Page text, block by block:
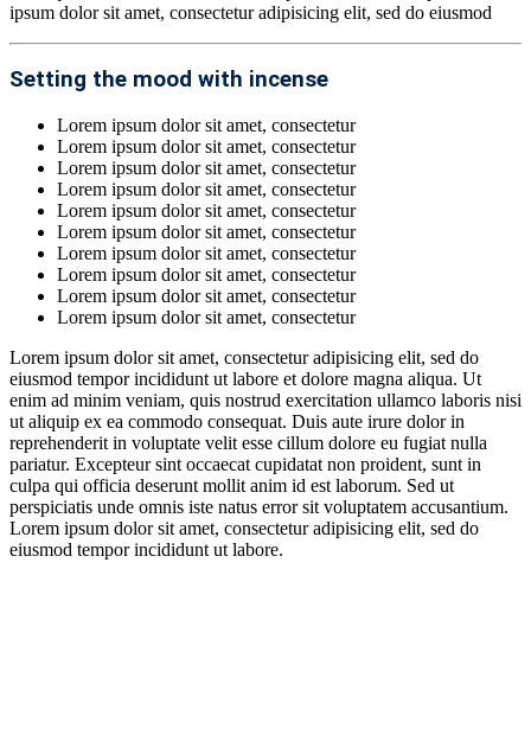
ipsum dolor sit amet, consectetur adipisicing elit, sed do eiusmod
Setting the mood with incense
Lorem ipsum dolor sit amet, consectetur
Lorem ipsum dolor sit amet, consectetur
Lorem ipsum dolor sit amet, consectetur
Lorem ipsum dolor sit amet, consectetur
Lorem ipsum dolor sit amet, consectetur
Lorem ipsum dolor sit amet, consectetur
Lorem ipsum dolor sit amet, consectetur
Lorem ipsum dolor sit amet, consectetur
Lorem ipsum dolor sit amet, consectetur
Lorem ipsum dolor sit amet, consectetur
Lorem ipsum dolor sit amet, consectetur adipisicing elit, sed do
eiusmod tempor incididunt ut labore et dolore magna aliqua. Ut
enim ad minim veniam, quis nostrud exercitation ullamco laboris nisi
ut aliquip ex ea commodo consequat. Duis aute irure dolor in
reprehenderit in voluptate velit esse cillum dolore eu fugiat nulla
pariatur. Excepteur sint occaecat cupidatat non proident, sunt in
culpa qui officia deserunt mollit anim id est laborum. Sed ut
perspiciatis unde omnis iste natus error sit voluptatem accusantium.
Lorem ipsum dolor sit amet, consectetur adipisicing elit, sed do
eiusmod tempor incididunt ut labore.